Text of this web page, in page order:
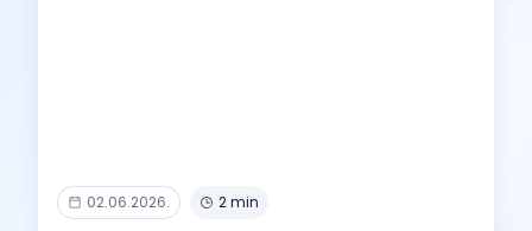
02.06.2026. 2 min